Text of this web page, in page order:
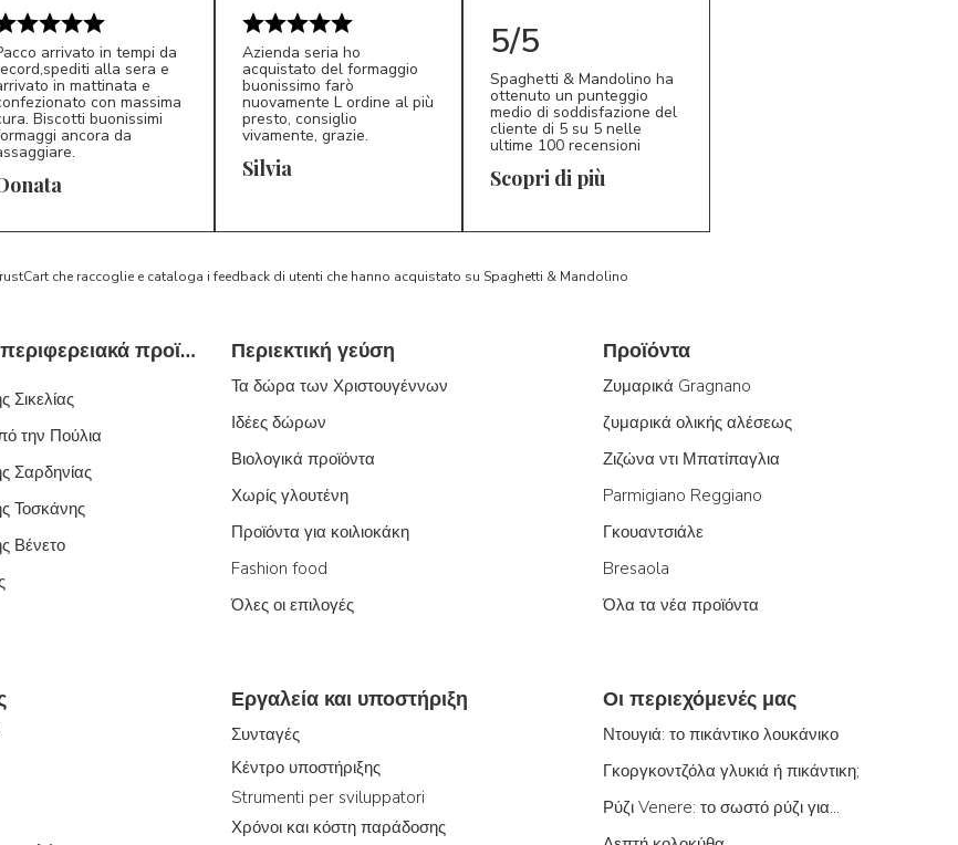
arrivato in tempi da
alla sera e
in mattinata e
con massima
Biscotti buonissimi
ancora da
S*
Azienda seria ho
acquistato del formaggio
buonissimo farò
nuovamente L ordine al più
presto, consiglio
vivamente, grazie.
Silvia
5/5
Spaghetti & Mandolino ha
ottenuto un punteggio
medio di soddisfazione del
cliente di 5 su 5 nelle
ultime 100 recensioni
Scopri di più
che raccoglie e cataloga i feedback di utenti che hanno acquistato su Spaghetti & Mandolino
Τυπικά ιταλικά περιφερειακά προϊόντα
Σικελίας
την Πούλια
Σαρδηνίας
Τοσκάνης
Βένετο
Περιεκτική γεύση
Τα δώρα των Χριστουγέννων
Ιδέες δώρων
Βιολογικά προϊόντα
Χωρίς γλουτένη
Προϊόντα για κοιλιοκάκη
Fashion food
Όλες οι επιλογές
Προϊόντα
Ζυμαρικά Gragnano
ζυμαρικά ολικής αλέσεως
Ζιζώνα ντι Μπατίπαγλια
Parmigiano Reggiano
Γκουαντσιάλε
Bresaola
Όλα τα νέα προϊόντα
Εργαλεία και υποστήριξη
Συνταγές
Κέντρο υποστήριξης
Strumenti per sviluppatori
Χρόνοι και κόστη παράδοσης
Οι περιεχόμενές μας
Ντουγιά: το πικάντικο λουκάνικο
Γκοργκοντζόλα γλυκιά ή πικάντικη;
Ρύζι Venere: το σωστό ρύζι για...